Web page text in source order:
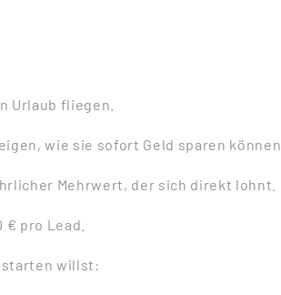
Urlaub fliegen.
wie sie sofort Geld sparen können.
Mehrwert, der sich direkt lohnt.
pro Lead.
starten willst: